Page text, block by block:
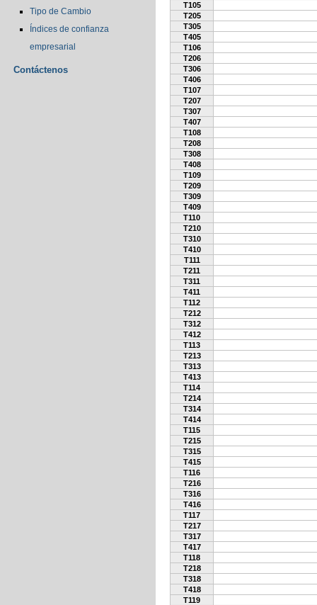
Tipo de Cambio
Índices de confianza
empresarial
Contáctenos
T105
T205
T305
T405
T106
T206
T306
T406
T107
T207
T307
T407
T108
T208
T308
T408
T109
T209
T309
T409
T110
T210
T310
T410
T111
T211
T311
T411
T112
T212
T312
T412
T113
T213
T313
T413
T114
T214
T314
T414
T115
T215
T315
T415
T116
T216
T316
T416
T117
T217
T317
T417
T118
T218
T318
T418
T119